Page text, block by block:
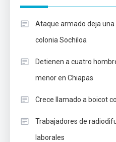
Ataque armado deja una
colonia Sochiloa
Detienen a cuatro
menor en Chiapas
Crece llamado a boicot
Trabajadores de
laborales